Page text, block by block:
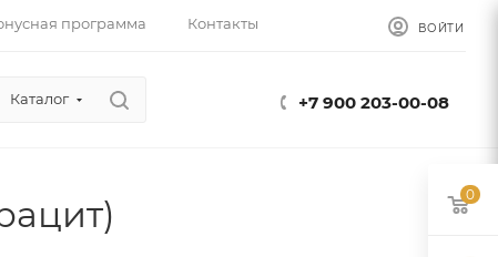
программа Контакты ВОЙТИ
Каталог +7 900 203-00-08
0